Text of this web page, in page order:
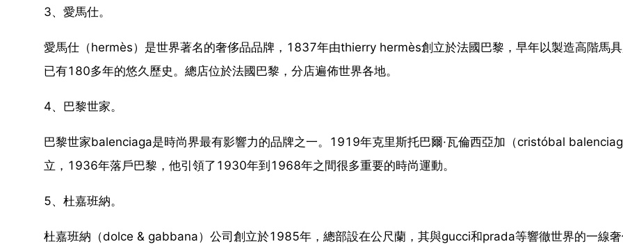
3、愛馬仕。
愛馬仕（hermès）是世界著名的奢侈品品牌，1837年由thierry hermès創立於法國巴黎，早年以製造高階馬
已有180多年的悠久歷史。總店位於法國巴黎，分店遍佈世界各地。
4、巴黎世家。
巴黎世家balenciaga是時尚界最有影響力的品牌之一。1919年克里斯托巴爾·瓦倫西亞加（cristóbal
立，1936年落戶巴黎，他引領了1930年到1968年之間很多重要的時尚運動。
5、杜嘉班納。
杜嘉班納（dolce & gabbana）公司創立於1985年，總部設在公尺蘭，其與gucci和prada等響徹世界的一線